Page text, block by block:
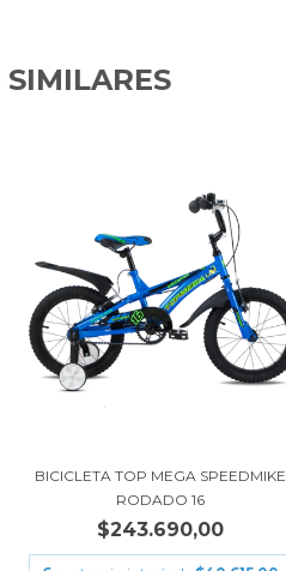
BICICLETA TOP MEGA SPEEDMIKE
RODADO 16
$243.690,00